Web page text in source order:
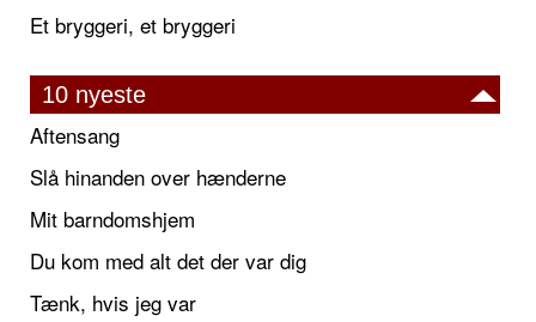
Et bryggeri, et bryggeri
10 nyeste
Aftensang
Slå hinanden over hænderne
Mit barndomshjem
Du kom med alt det der var dig
Tænk, hvis jeg var